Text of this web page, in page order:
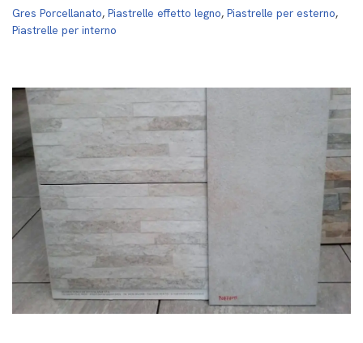
Gres Porcellanato, Piastrelle effetto legno, Piastrelle per esterno,
Piastrelle per interno